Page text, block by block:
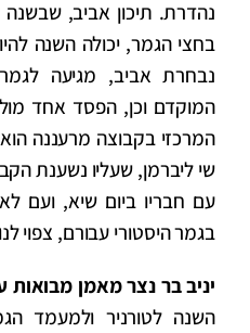
נהדרת. תיכון אביב,
בחצי הגמר, יכולה השנה
נבחרת אביב, מגיעה
המוקדם וכן, הפסד אחד
המרכזי בקבוצה מרעננה
שי ליברמן, שעליו נשענת
עם חבריו ביום שיא, ועם
בגמר היסטורי עבורם, צפוי
יניב בר נצר מאמן מבואות
השנה לטורניר ולמעמד